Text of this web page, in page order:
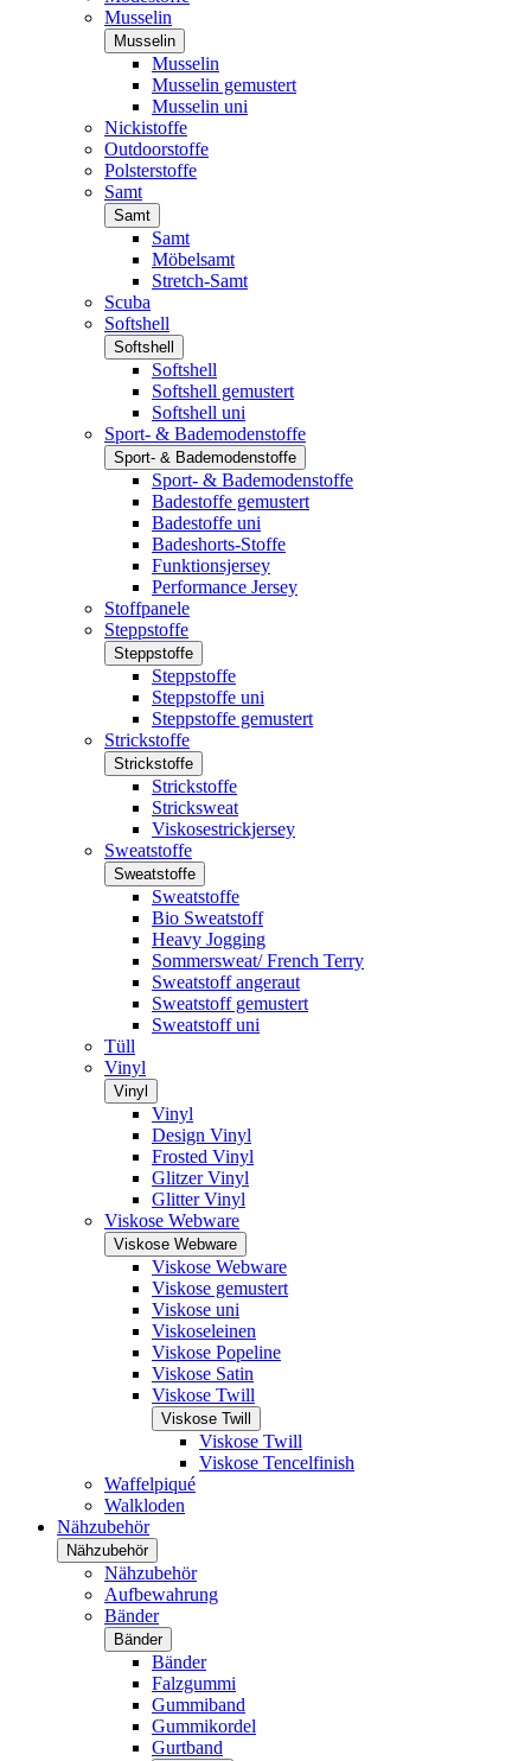
Musselin
Musselin
Musselin
Musselin gemustert
Musselin uni
Nickistoffe
Outdoorstoffe
Polsterstoffe
Samt
Samt
Samt
Möbelsamt
Stretch-Samt
Scuba
Softshell
Softshell
Softshell
Softshell gemustert
Softshell uni
Sport- & Bademodenstoffe
Sport- & Bademodenstoffe
Sport- & Bademodenstoffe
Badestoffe gemustert
Badestoffe uni
Badeshorts-Stoffe
Funktionsjersey
Performance Jersey
Stoffpanele
Steppstoffe
Steppstoffe
Steppstoffe
Steppstoffe uni
Steppstoffe gemustert
Strickstoffe
Strickstoffe
Strickstoffe
Stricksweat
Viskosestrickjersey
Sweatstoffe
Sweatstoffe
Sweatstoffe
Bio Sweatstoff
Heavy Jogging
Sommersweat/ French Terry
Sweatstoff angeraut
Sweatstoff gemustert
Sweatstoff uni
Tüll
Vinyl
Vinyl
Vinyl
Design Vinyl
Frosted Vinyl
Glitzer Vinyl
Glitter Vinyl
Viskose Webware
Viskose Webware
Viskose Webware
Viskose gemustert
Viskose uni
Viskoseleinen
Viskose Popeline
Viskose Satin
Viskose Twill
Viskose Twill
Viskose Twill
Viskose Tencelfinish
Waffelpiqué
Walkloden
Nähzubehör
Nähzubehör
Nähzubehör
Aufbewahrung
Bänder
Bänder
Bänder
Falzgummi
Gummiband
Gummikordel
Gurtband